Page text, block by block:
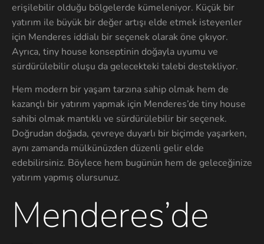
erişilebilir olduğu bölgelerde kümeleniyor. Küçük bir
yatırım ile büyük bir değer artışı elde etmek isteyenler
için Menderes iddialı bir seçenek olarak öne çıkıyor.
Ayrıca, tiny house konseptinin doğayla uyumu ve
sürdürülebilir oluşu da gelecekteki talebi destekliyor.
Hem modern bir yaşam tarzına sahip olmak hem de
kazançlı bir yatırım yapmak için Menderes’de tiny house
sahibi olmak mantıklı ve sürdürülebilir bir seçenek.
Doğrudan doğada, çevreye duyarlı bir biçimde yaşarken,
aynı zamanda mülkünüzden düzenli gelir elde
edebilirsiniz. Böylece hem bugünün hem de geleceğinize
yatırım yapmış olursunuz.
Menderes’de